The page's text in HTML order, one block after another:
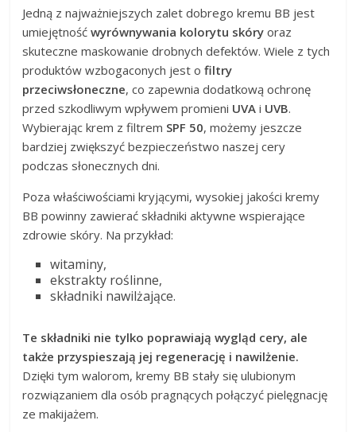
Jedną z najważniejszych zalet dobrego kremu BB jest
umiejętnośćwyrównywania kolorytu skóry oraz
skuteczne maskowanie drobnych defektów. Wiele z tych
produktów wzbogaconych jest ofiltry
przeciwsłoneczne, co zapewnia dodatkową ochronę
przed szkodliwym wpływem promieni UVA i UVB.
Wybierając krem z filtrem SPF 50, możemy jeszcze
bardziej zwiększyć bezpieczeństwo naszej cery
podczas słonecznych dni.
Poza właściwościami kryjącymi, wysokiej jakości kremy
BB powinny zawierać składniki aktywne wspierające
zdrowie skóry. Na przykład:
witaminy,
ekstrakty roślinne,
składniki nawilżające.
Te składniki nie tylko poprawiają wygląd cery, ale
także przyspieszają jej regenerację i nawilżenie.
Dzięki tym walorom, kremy BB stały się ulubionym
rozwiązaniem dla osób pragnących połączyć pielęgnację
ze makijażem.